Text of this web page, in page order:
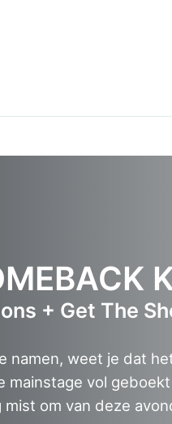
+ Get The
namen, weet je dat
mainstage vol
om van deze